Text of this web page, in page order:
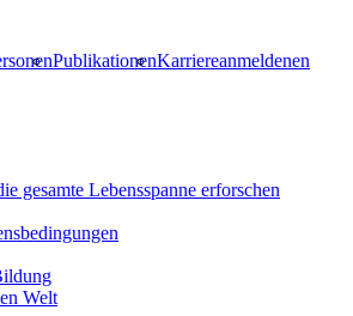
PublikationenKarriereanmeldenen
gesamte Lebensspanne erforschen
Welt